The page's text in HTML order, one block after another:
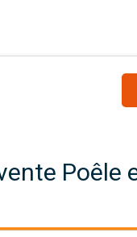
Poêle